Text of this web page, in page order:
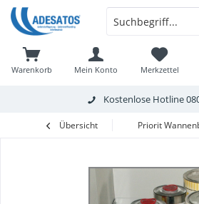
Kostenlose Hotline
Warenkorb Merkzettel
Mein Konto
Übersicht Priorit